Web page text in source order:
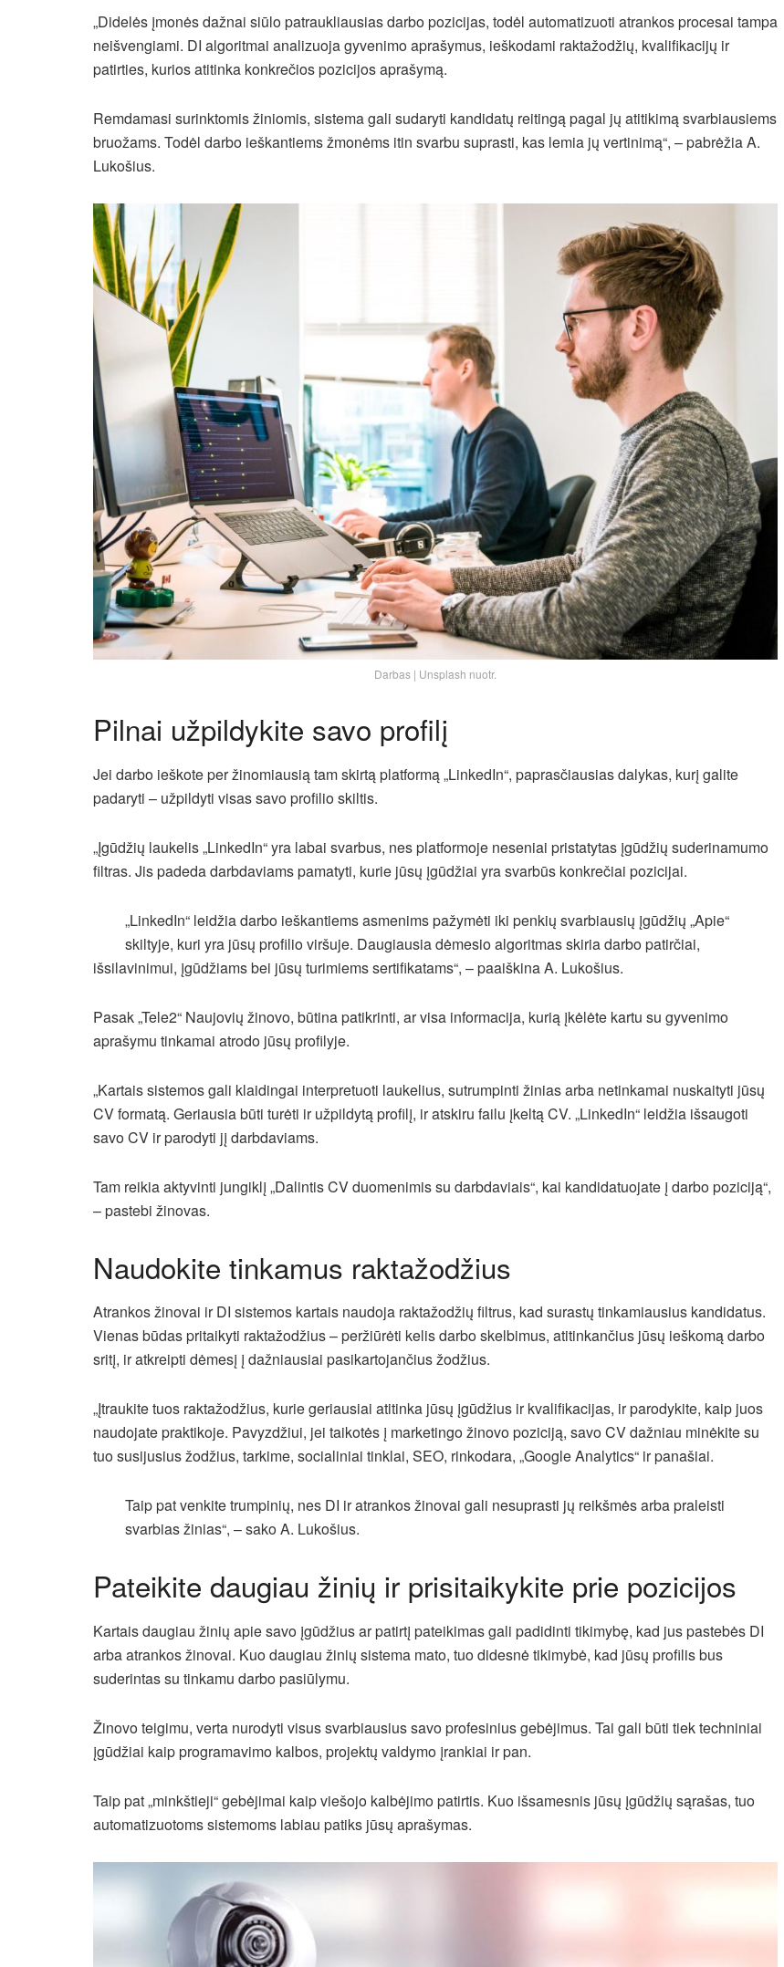
„Didelės įmonės dažnai siūlo patraukliausias darbo pozicijas, todėl automatizuoti atrankos procesai tampa
neišvengiami. DI algoritmai analizuoja gyvenimo aprašymus, ieškodami raktažodžių, kvalifikacijų ir
patirties, kurios atitinka konkrečios pozicijos aprašymą.
Remdamasi surinktomis žiniomis, sistema gali sudaryti kandidatų reitingą pagal jų atitikimą svarbiausiems
bruožams. Todėl darbo ieškantiems žmonėms itin svarbu suprasti, kas lemia jų vertinimą“, – pabrėžia A.
Lukošius.
Darbas | Unsplash nuotr.
Pilnai užpildykite savo profilį
Jei darbo ieškote per žinomiausią tam skirtą platformą „LinkedIn“, paprasčiausias dalykas, kurį galite
padaryti – užpildyti visas savo profilio skiltis.
„Įgūdžių laukelis „LinkedIn“ yra labai svarbus, nes platformoje neseniai pristatytas įgūdžių suderinamumo
filtras. Jis padeda darbdaviams pamatyti, kurie jūsų įgūdžiai yra svarbūs konkrečiai pozicijai.
„LinkedIn“ leidžia darbo ieškantiems asmenims pažymėti iki penkių svarbiausių įgūdžių „Apie“
skiltyje, kuri yra jūsų profilio viršuje. Daugiausia dėmesio algoritmas skiria darbo patirčiai,
išsilavinimui, įgūdžiams bei jūsų turimiems sertifikatams“, – paaiškina A. Lukošius.
Pasak „Tele2“ Naujovių žinovo, būtina patikrinti, ar visa informacija, kurią įkėlėte kartu su gyvenimo
aprašymu tinkamai atrodo jūsų profilyje.
„Kartais sistemos gali klaidingai interpretuoti laukelius, sutrumpinti žinias arba netinkamai nuskaityti jūsų
CV formatą. Geriausia būti turėti ir užpildytą profilį, ir atskiru failu įkeltą CV. „LinkedIn“ leidžia išsaugoti
savo CV ir parodyti jį darbdaviams.
Tam reikia aktyvinti jungiklį „Dalintis CV duomenimis su darbdaviais“, kai kandidatuojate į darbo poziciją“,
– pastebi žinovas.
Naudokite tinkamus raktažodžius
Atrankos žinovai ir DI sistemos kartais naudoja raktažodžių filtrus, kad surastų tinkamiausius kandidatus.
Vienas būdas pritaikyti raktažodžius – peržiūrėti kelis darbo skelbimus, atitinkančius jūsų ieškomą darbo
sritį, ir atkreipti dėmesį į dažniausiai pasikartojančius žodžius.
„Įtraukite tuos raktažodžius, kurie geriausiai atitinka jūsų įgūdžius ir kvalifikacijas, ir parodykite, kaip juos
naudojate praktikoje. Pavyzdžiui, jei taikotės į marketingo žinovo poziciją, savo CV dažniau minėkite su
tuo susijusius žodžius, tarkime, socialiniai tinklai, SEO, rinkodara, „Google Analytics“ ir panašiai.
Taip pat venkite trumpinių, nes DI ir atrankos žinovai gali nesuprasti jų reikšmės arba praleisti
svarbias žinias“, – sako A. Lukošius.
Pateikite daugiau žinių ir prisitaikykite prie pozicijos
Kartais daugiau žinių apie savo įgūdžius ar patirtį pateikimas gali padidinti tikimybę, kad jus pastebės DI
arba atrankos žinovai. Kuo daugiau žinių sistema mato, tuo didesnė tikimybė, kad jūsų profilis bus
suderintas su tinkamu darbo pasiūlymu.
Žinovo teigimu, verta nurodyti visus svarbiausius savo profesinius gebėjimus. Tai gali būti tiek techniniai
įgūdžiai kaip programavimo kalbos, projektų valdymo įrankiai ir pan.
Taip pat „minkštieji“ gebėjimai kaip viešojo kalbėjimo patirtis. Kuo išsamesnis jūsų įgūdžių sąrašas, tuo
automatizuotoms sistemoms labiau patiks jūsų aprašymas.